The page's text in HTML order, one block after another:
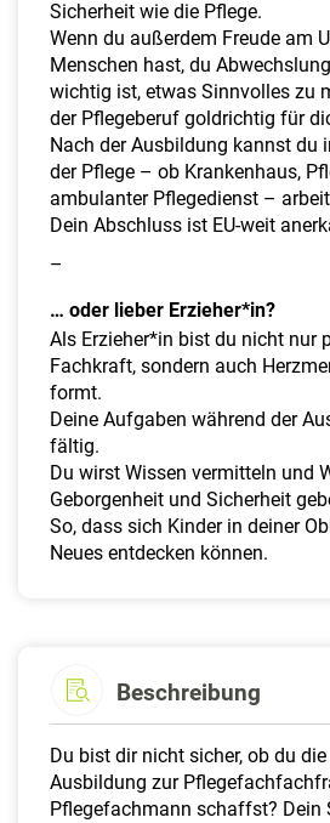
Sicherheit wie die Pflege.
Wenn du außerdem Freude am
Menschen hast, du
wichtig ist, etwas Sinnvolles zu
der Pflegeberuf goldrichtig für
Nach der Ausbildung kannst du
der Pflege – ob Krankenhaus,
ambulanter Pflegedienst –
Dein Abschluss ist EU-weit
–
… oder lieber Erzieher*in?
Als Erzieher*in bist du nicht nur
Fachkraft, sondern auch
formt.
Deine Aufgaben während der
fältig.
Du wirst Wissen vermitteln und
Geborgenheit und Sicherheit
So, dass sich Kinder in deiner
Neues entdecken können.
Beschreibung
Du bist dir nicht sicher, ob du
Ausbildung zur
Pflegefachmann schaffst? Dein